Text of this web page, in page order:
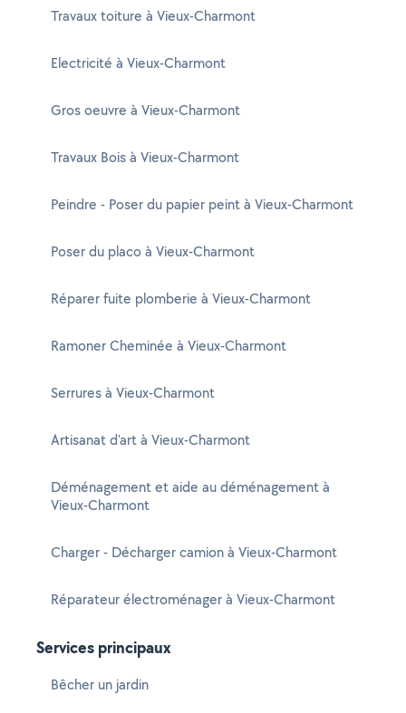
Travaux toiture à Vieux-Charmont
Electricité à Vieux-Charmont
Gros oeuvre à Vieux-Charmont
Travaux Bois à Vieux-Charmont
Peindre - Poser du papier peint à Vieux-Charmont
Poser du placo à Vieux-Charmont
Réparer fuite plomberie à Vieux-Charmont
Ramoner Cheminée à Vieux-Charmont
Serrures à Vieux-Charmont
Artisanat d'art à Vieux-Charmont
Déménagement et aide au déménagement à
Vieux-Charmont
Charger - Décharger camion à Vieux-Charmont
Réparateur électroménager à Vieux-Charmont
Services principaux
Bêcher un jardin